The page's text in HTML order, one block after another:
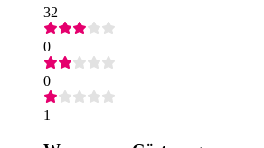
32
0
0
1